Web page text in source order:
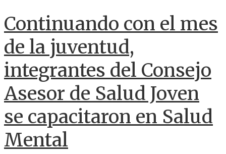
Continuando con el mes
de la juventud,
integrantes del Consejo
Asesor de Salud Joven
se capacitaron en Salud
Mental